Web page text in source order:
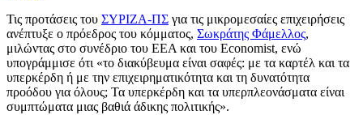
Τις προτάσεις του ΣΥΡΙΖΑ-ΠΣ για τις μικρομεσαίες επιχειρήσεις
ανέπτυξε ο πρόεδρος του κόμματος, Σωκράτης Φάμελλος,
μιλώντας στο συνέδριο του ΕΕΑ και του Economist, ενώ
υπογράμμισε ότι «το διακύβευμα είναι σαφές: με τα καρτέλ και τα
υπερκέρδη ή με την επιχειρηματικότητα και τη δυνατότητα
προόδου για όλους; Τα υπερκέρδη και τα υπερπλεονάσματα είναι
συμπτώματα μιας βαθιά άδικης πολιτικής».